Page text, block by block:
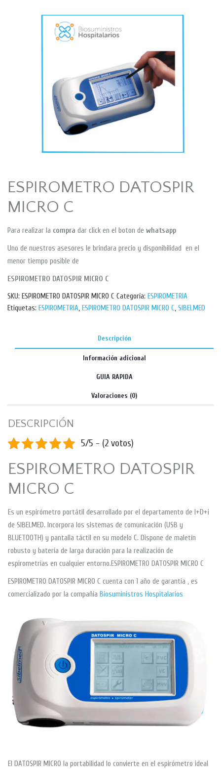
ESPIROMETRO DATOSPIR
MICRO C
Para realizar la compra dar click en el boton de whatsapp
Uno de nuestros asesores le brindara precio y disponibilidad en el
menor tiempo posible de
ESPIROMETRO DATOSPIR MICRO C
SKU: ESPIROMETRO DATOSPIR MICRO C Categoría: ESPIROMETRIA
Etiquetas: ESPIROMETRIA, ESPIROMETRO DATOSPIR MICRO C, SIBELMED
Descripción
Información adicional
GUIA RAPIDA
Valoraciones (0)
DESCRIPCIÓN
5/5 - (2 votos)
ESPIROMETRO DATOSPIR
MICRO C
Es un espirómetro portátil desarrollado por el departamento de I+D+i
de SIBELMED. Incorpora los sistemas de comunicación (USB y
BLUETOOTH) y pantalla táctil en su modelo C. Dispone de maletín
robusto y batería de larga duración para la realización de
espirometrías en cualquier entorno.ESPIROMETRO DATOSPIR MICRO C
ESPIROMETRO DATOSPIR MICRO C cuenta con 1 año de garantía , es
comercializado por la compañía Biosuministros Hospitalarios
El DATOSPIR MICRO la portabilidad lo convierte en el espirómetro ideal